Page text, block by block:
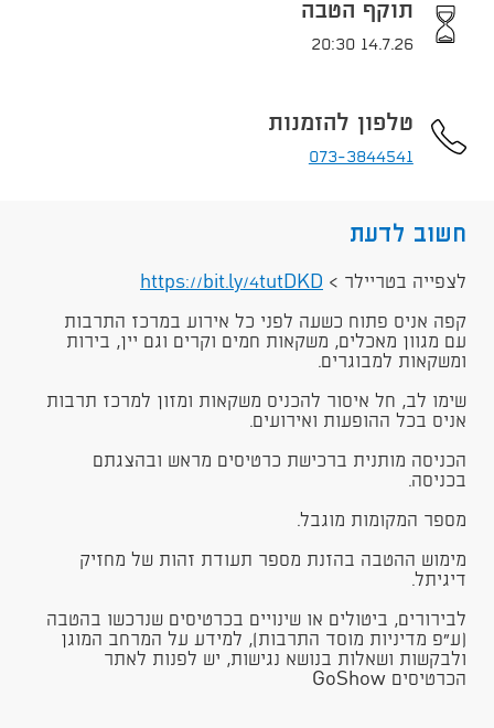
תוקף הטבה
14.7.26 20:30
טלפון להזמנות
073-3844541
חשוב לדעת
לצפייה בטריילר > https://bit.ly/4tutDKD​​
קפה אניס פתוח כשעה לפני כל אירוע במרכז התרבות
עם מגוון מאכלים, משקאות חמים וקרים וגם יין, בירות
ומשקאות למבוגרים.
שימו לב, חל איסור להכניס משקאות ומזון למרכז תרבות
אניס בכל ההופעות ואירועים​.
הכניסה מותנית ברכישת כרטיסים מראש ובהצגתם
בכניסה.
מספר המקומות מוגבל.
מימוש ההטבה בהזנת מספר תעודת זהות של מחזיק
דיגיתל.
לבירורים, ביטולים או שינויים בכרטיסים שנרכשו בהטבה
(ע"פ מדיניות מוסד התרבות), למידע על המרחב המוגן
ולבקשות ושאלות בנושא נגישות, יש לפנות לאתר
הכרטיסים GoShow